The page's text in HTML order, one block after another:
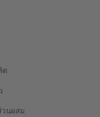
ต
นผสม